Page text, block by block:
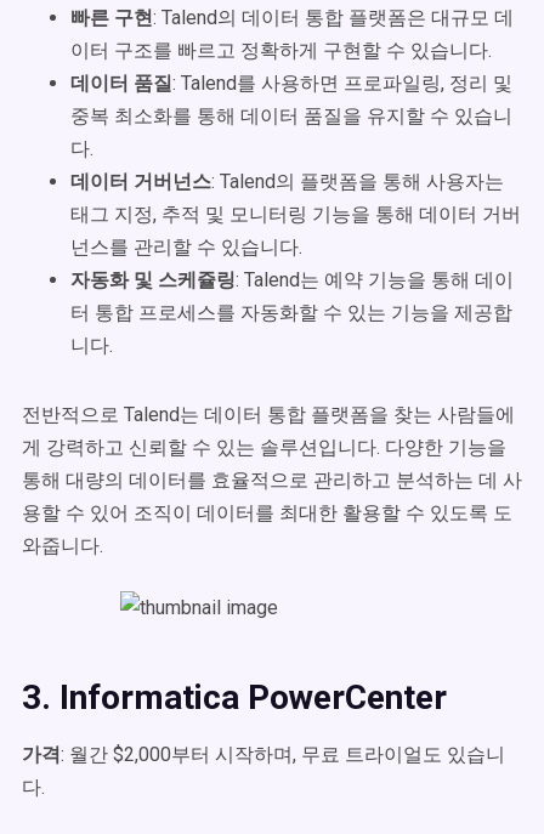
빠른 구현: Talend의 데이터 통합 플랫폼은 대규모 데
이터 구조를 빠르고 정확하게 구현할 수 있습니다.
데이터 품질: Talend를 사용하면 프로파일링, 정리 및
중복 최소화를 통해 데이터 품질을 유지할 수 있습니
다.
데이터 거버넌스: Talend의 플랫폼을 통해 사용자는
태그 지정, 추적 및 모니터링 기능을 통해 데이터 거버
넌스를 관리할 수 있습니다.
자동화 및 스케쥴링: Talend는 예약 기능을 통해 데이
터 통합 프로세스를 자동화할 수 있는 기능을 제공합
니다.
전반적으로 Talend는 데이터 통합 플랫폼을 찾는 사람들에
게 강력하고 신뢰할 수 있는 솔루션입니다. 다양한 기능을
통해 대량의 데이터를 효율적으로 관리하고 분석하는 데 사
용할 수 있어 조직이 데이터를 최대한 활용할 수 있도록 도
와줍니다.
3. Informatica PowerCenter
가격: 월간 $2,000부터 시작하며, 무료 트라이얼도 있습니
다.